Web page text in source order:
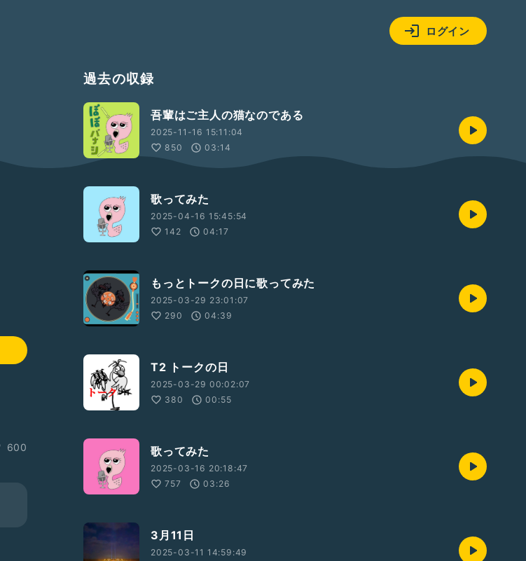
ログイン
600
過去の収録
吾輩はご主人の猫なのである
2025-11-16 15:11:04
850
03:14
歌ってみた
2025-04-16 15:45:54
142
04:17
もっとトークの日に歌ってみた
2025-03-29 23:01:07
290
04:39
T2 トークの日
2025-03-29 00:02:07
380
00:55
歌ってみた
2025-03-16 20:18:47
757
03:26
3月11日
2025-03-11 14:59:49